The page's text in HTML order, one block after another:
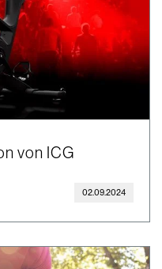
von ICG
02.09.2024